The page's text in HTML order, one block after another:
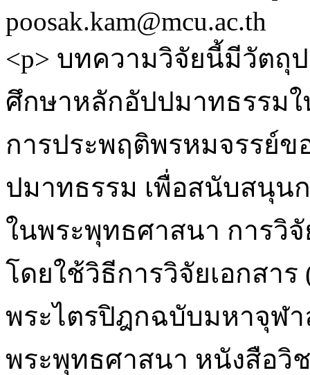
poosak.kam@mcu.ac.th
<p> บทความวิจัยนี้มีวัตถุ
ศึกษาหลักอัปปมาทธรรม
การประพฤติพรหมจรรย์ข
ปมาทธรรม เพื่อสนับสนุน
ในพระพุทธศาสนา การวิ
โดยใช้วิธีการวิจัยเอกสาร
พระไตรปิฎกฉบับมหาจุฬ
พระพุทธศาสนา หนังสือวิ